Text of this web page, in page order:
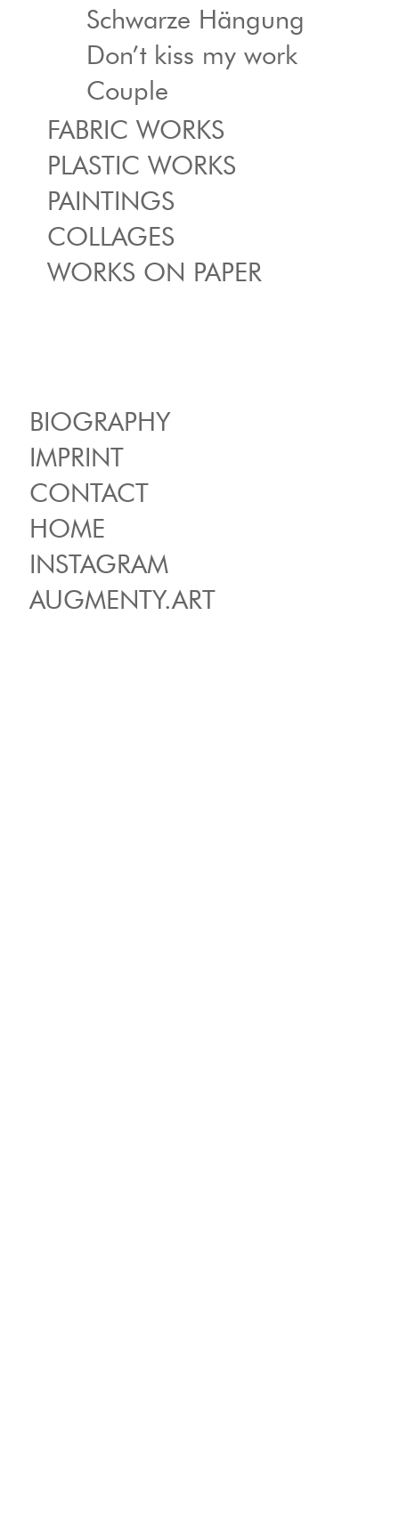
Schwarze Hängung
Don’t kiss my work
Couple
FABRIC WORKS
PLASTIC WORKS
PAINTINGS
COLLAGES
WORKS ON PAPER
BIOGRAPHY
IMPRINT
CONTACT
HOME
INSTAGRAM
AUGMENTY.ART